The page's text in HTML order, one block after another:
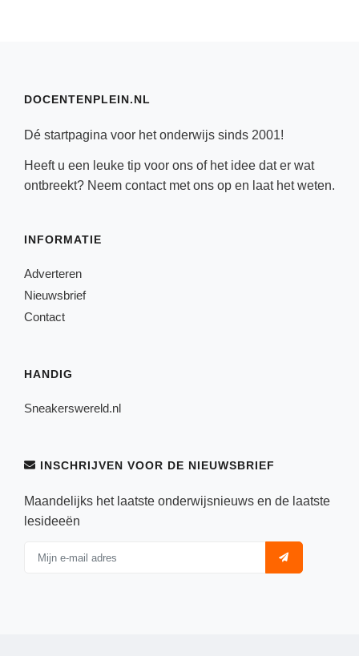
DOCENTENPLEIN.NL
Dé startpagina voor het onderwijs sinds 2001!
Heeft u een leuke tip voor ons of het idee dat er wat
ontbreekt? Neem contactmet ons op en laat het weten.
INFORMATIE
Adverteren
Nieuwsbrief
Contact
HANDIG
Sneakerswereld.nl
INSCHRIJVEN VOOR DE NIEUWSBRIEF
Maandelijks het laatste onderwijsnieuws en de laatste
lesideeën